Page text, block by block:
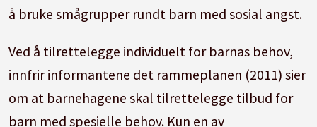
å bruke smågrupper rundt barn med sosial angst.
Ved å tilrettelegge individuelt for barnas behov,
innfrir informantene det rammeplanen (2011) sier
om at barnehagene skal tilrettelegge tilbud for
barn med spesielle behov. Kun en av